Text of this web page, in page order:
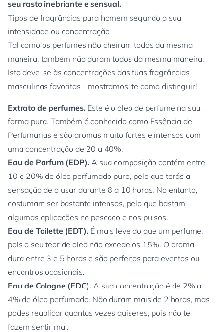
seu rasto inebriante e sensual.
Tipos de fragrâncias para homem segundo a sua
intensidade ou concentração
Tal como os perfumes não cheiram todos da mesma
maneira, também não duram todos da mesma maneira.
Isto deve-se às concentrações das tuas fragrâncias
masculinas favoritas - mostramos-te como distinguir!
Extrato de perfumes. Este é o óleo de perfume na sua
forma pura. Também é conhecido como Essência de
Perfumarias e são aromas muito fortes e intensos com
uma concentração de 20 a 40%.
Eau de Parfum (EDP). A sua composição contém entre
10 e 20% de óleo perfumado puro, pelo que terás a
sensação de o usar durante 8 a 10 horas. No entanto,
costumam ser bastante intensos, pelo que bastam
algumas aplicações no pescoço e nos pulsos.
Eau de Toilette (EDT). É mais leve do que um perfume,
pois o seu teor de óleo não excede os 15%. O aroma
dura entre 3 e 5 horas e são perfeitos para eventos ou
encontros ocasionais.
Eau de Cologne (EDC). A sua concentração é de 2% a
4% de óleo perfumado. Não duram mais de 2 horas, mas
podes reaplicar quantas vezes quiseres, pois não te
fazem sentir mal.